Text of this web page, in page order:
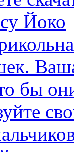
Йоко